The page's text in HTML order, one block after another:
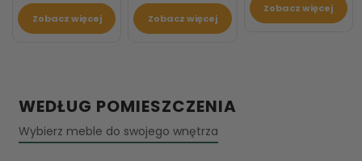
Zobacz więcej Zobacz więcej
Zobacz więcej
WEDŁUG POMIESZCZENIA
Wybierz meble do swojego wnętrza